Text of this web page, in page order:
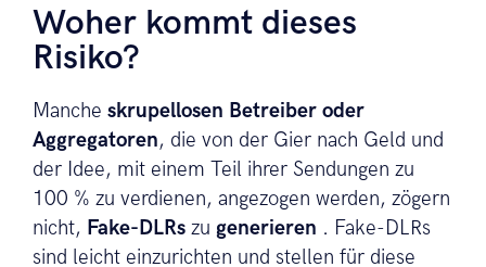
Woher kommt dieses
Risiko?
Manche skrupellosen Betreiber oder
Aggregatoren, die von der Gier nach Geld und
der Idee, mit einem Teil ihrer Sendungen zu
100 % zu verdienen, angezogen werden, zögern
nicht, Fake-DLRs zu generieren . Fake-DLRs
sind leicht einzurichten und stellen für diese